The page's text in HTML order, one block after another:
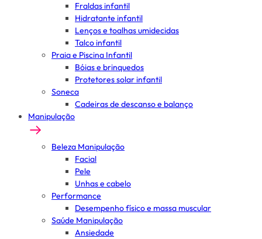
Fraldas infantil
Hidratante infantil
Lenços e toalhas umidecidas
Talco infantil
Praia e Piscina Infantil
Bóias e brinquedos
Protetores solar infantil
Soneca
Cadeiras de descanso e balanço
Manipulação
Beleza Manipulação
Facial
Pele
Unhas e cabelo
Performance
Desempenho físico e massa muscular
Saúde Manipulação
Ansiedade